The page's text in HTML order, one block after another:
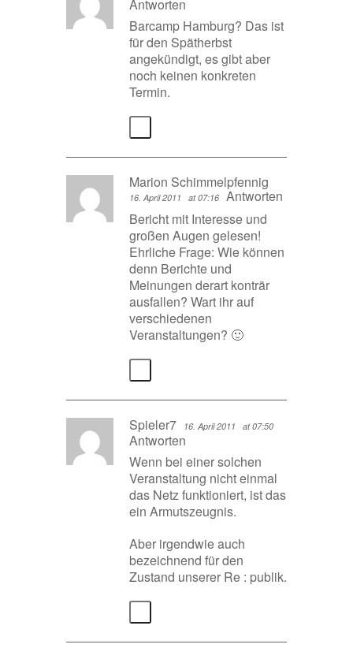
Antworten
Barcamp Hamburg? Das ist
für den Spätherbst
angekündigt, es gibt aber
noch keinen konkreten
Termin.
Marion Schimmelpfennig
16. April 2011 at 07:16 Antworten
Bericht mit Interesse und
großen Augen gelesen!
Ehrliche Frage: Wie können
denn Berichte und
Meinungen derart konträr
ausfallen? Wart ihr auf
verschiedenen
Veranstaltungen? 🙂
Spieler7 16. April 2011 at 07:50
Antworten
Wenn bei einer solchen
Veranstaltung nicht einmal
das Netz funktioniert, ist das
ein Armutszeugnis.
Aber irgendwie auch
bezeichnend für den
Zustand unserer Re : publik.